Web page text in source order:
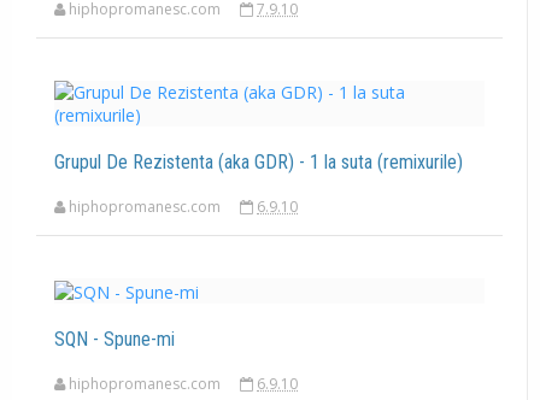
hiphopromanesc.com 7.9.10
Grupul De Rezistenta (aka GDR) - 1 la suta (remixurile)
hiphopromanesc.com 6.9.10
SQN - Spune-mi
hiphopromanesc.com 6.9.10